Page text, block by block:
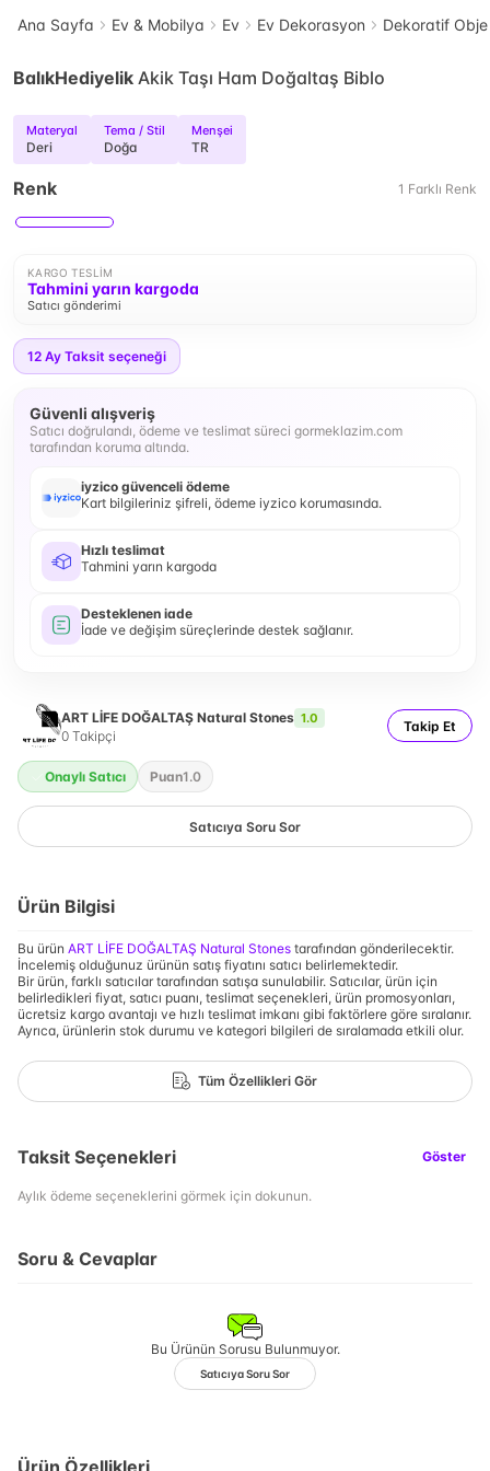
Ana Sayfa Ev & Mobilya Ev Ev Dekorasyon Dekoratif
BalıkHediyelik Akik Taşı Ham Doğaltaş Biblo
Materyal
Deri
Tema / Stil
Doğa
Menşei
TR
Renk 1 Farklı Renk
KARGO TESLIM
Tahmini yarın kargoda
Satıcı gönderimi
12 Ay Taksit seçeneği
Güvenli alışveriş
Satıcı doğrulandı, ödeme ve teslimat süreci gormeklazim.com
tarafından koruma altında.
iyzico güvenceli ödeme
Kart bilgileriniz şifreli, ödeme iyzico korumasında.
Hızlı teslimat
Tahmini yarın kargoda
Desteklenen iade
İade ve değişim süreçlerinde destek sağlanır.
ART LİFE DOĞALTAŞ Natural Stones 1.0
0 Takipçi
Takip Et
Onaylı Satıcı Puan1.0
Satıcıya Soru Sor
Ürün Bilgisi
Bu ürün ART LİFE DOĞALTAŞ Natural Stones tarafından gönderilecektir.
İncelemiş olduğunuz ürünün satış fiyatını satıcı belirlemektedir.
Bir ürün, farklı satıcılar tarafından satışa sunulabilir. Satıcılar, ürün için
belirledikleri fiyat, satıcı puanı, teslimat seçenekleri, ürün promosyonları,
ücretsiz kargo avantajı ve hızlı teslimat imkanı gibi faktörlere göre sıralanır.
Ayrıca, ürünlerin stok durumu ve kategori bilgileri de sıralamada etkili olur.
Tüm Özellikleri Gör
Taksit Seçenekleri Göster
Aylık ödeme seçeneklerini görmek için dokunun.
Soru & Cevaplar
Bu Ürünün Sorusu Bulunmuyor.
Satıcıya Soru Sor
Ürün Özellikleri